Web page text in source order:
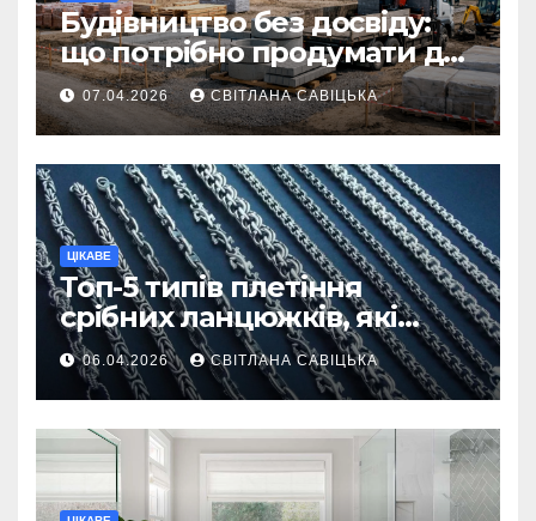
Будівництво без досвіду:
що потрібно продумати до
першої доставки на
ділянку
07.04.2026 СВІТЛАНА САВІЦЬКА
ЦІКАВЕ
Топ-5 типів плетіння
срібних ланцюжків, які
вважаються
найнадійнішими
06.04.2026 СВІТЛАНА САВІЦЬКА